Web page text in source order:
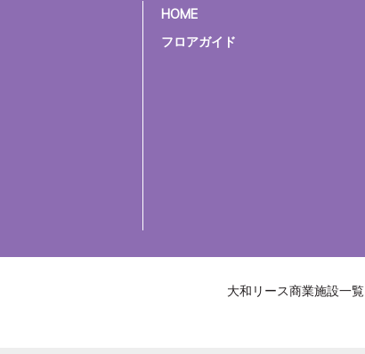
HOME
フロアガイド
大和リース商業施設一覧